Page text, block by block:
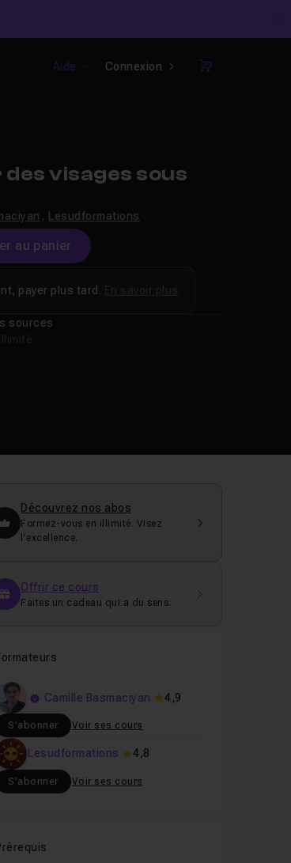
Aide Connexion
Panier
des visages sous
, Lesudformations
au panier
sources
payer plus tard.
Découvrez nos abos
Formez-vous en illimité. Visez
l’excellence.
Offrir ce cours
Faites un cadeau qui a du sens.
Camille Basmaciyan 4,9
S'abonner Voir ses cours
Lesudformations 4,8
S'abonner Voir ses cours